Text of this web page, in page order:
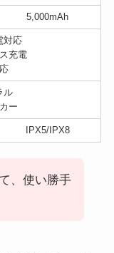
5,000mAh
対応
充電
ル
ー
IPX5/IPX8
、使い勝手